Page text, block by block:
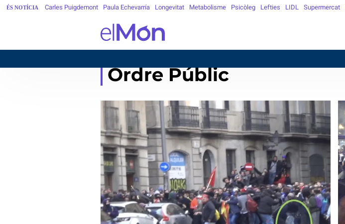
ÉS NOTÍCIA Carles Puigdemont Paula Echevarría Longevitat Metabolisme Psicòleg Lefties LIDL Supermercat
Ordre Públic